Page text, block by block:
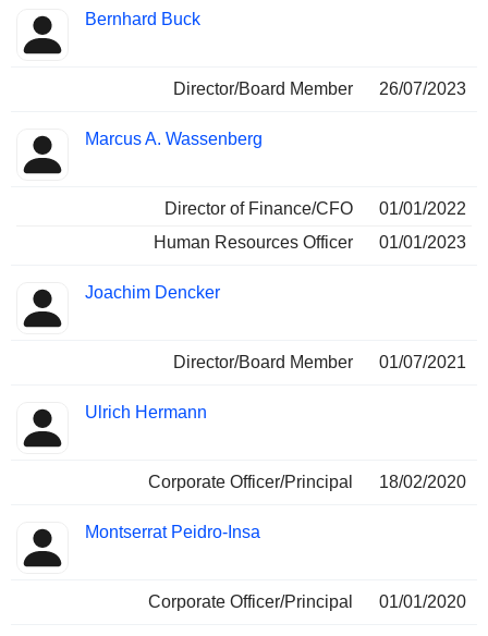
Bernhard Buck
Director/Board Member 26/07/2023
Marcus A. Wassenberg
Director of Finance/CFO
01/01/2022
Human Resources Officer
01/01/2023
Joachim Dencker
Director/Board Member 01/07/2021
Ulrich Hermann
Corporate Officer/Principal 18/02/2020
Montserrat Peidro-Insa
Corporate Officer/Principal 01/01/2020